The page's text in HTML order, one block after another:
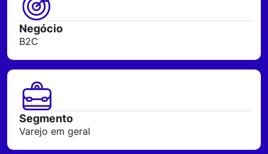
Negócio
B2C
Segmento
Varejo em geral